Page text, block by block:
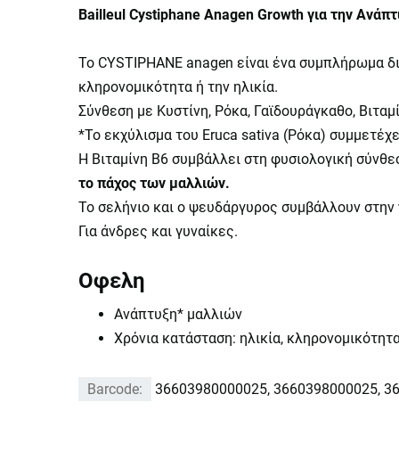
Bailleul Cystiphane Anagen Growth για την
Το CYSTIPHANE anagen είναι ένα συμπλήρωμα
κληρονομικότητα ή την ηλικία.
Σύνθεση με Κυστίνη, Ρόκα, Γαϊδουράγκαθο,
*Το εκχύλισμα του Eruca sativa (Ρόκα)
Η Βιταμίνη Β6 συμβάλλει στη φυσιολογική
το πάχος των μαλλιών.
Το σελήνιο και ο ψευδάργυρος συμβάλλουν στην
Για άνδρες και γυναίκες.
Οφελη
Ανάπτυξη* μαλλιών
Χρόνια κατάσταση: ηλικία,
Barcode: 36603980000025, 3660398000025,